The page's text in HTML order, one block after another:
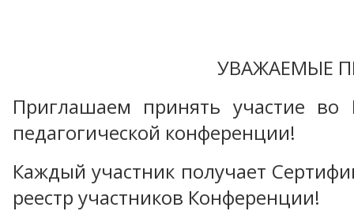
УВАЖАЕМЫЕ
Приглашаем принять участие во
педагогической конференции!
Каждый участник получает
реестр участников Конференции!